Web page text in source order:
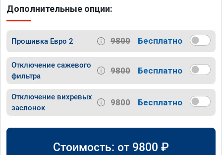
Дополнительные опции:
Прошивка Евро 2 9800 Бесплатно
Отключение сажевого
фильтра
9800 Бесплатно
Отключение вихревых
заслонок
9800 Бесплатно
Стоимость: от 9800 ₽